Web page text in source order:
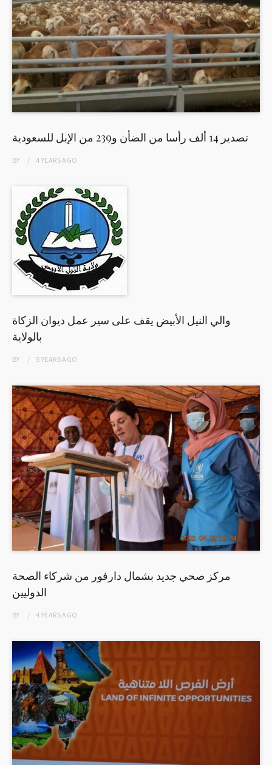
تصدير 14 ألف رأسا من الضأن و239 من الإبل للسعودية
BY 4 YEARSAGO
والي النيل الأبيض يقف على سير عمل ديوان الزكاة
بالولاية
BY 5 YEARSAGO
مركز صحي جديد بشمال دارفور من شركاء الصحة
الدوليين
BY 4 YEARSAGO